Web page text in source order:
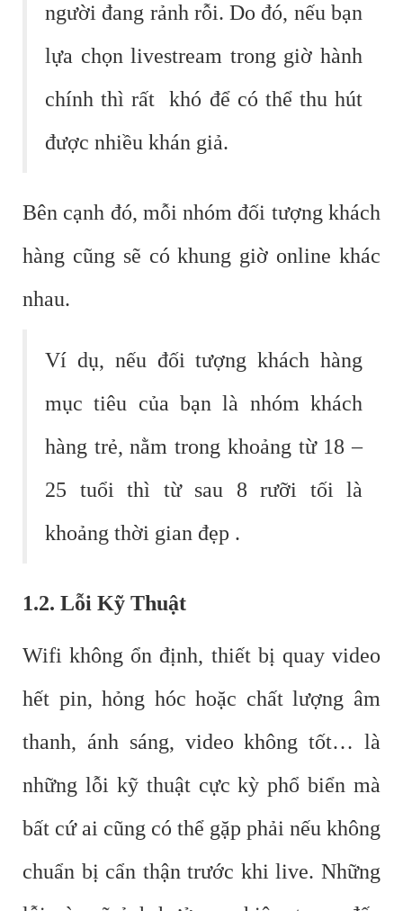
người đang rảnh rỗi. Do đó, nếu bạn
lựa chọn livestream trong giờ hành
chính thì rất khó để có thể thu hút
được nhiều khán giả.
Bên cạnh đó, mỗi nhóm đối tượng khách
hàng cũng sẽ có khung giờ online khác
nhau.
Ví dụ, nếu đối tượng khách hàng
mục tiêu của bạn là nhóm khách
hàng trẻ, nằm trong khoảng từ 18 –
25 tuổi thì từ sau 8 rưỡi tối là
khoảng thời gian đẹp .
1.2. Lỗi Kỹ Thuật
Wifi không ổn định, thiết bị quay video
hết pin, hỏng hóc hoặc chất lượng âm
thanh, ánh sáng, video không tốt… là
những lỗi kỹ thuật cực kỳ phổ biển mà
bất cứ ai cũng có thể gặp phải nếu không
chuẩn bị cẩn thận trước khi live. Những